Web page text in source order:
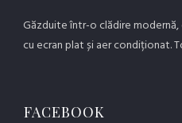
Găzduite într-o clădire
cu ecran plat și aer condiționat.
FACEBOOK